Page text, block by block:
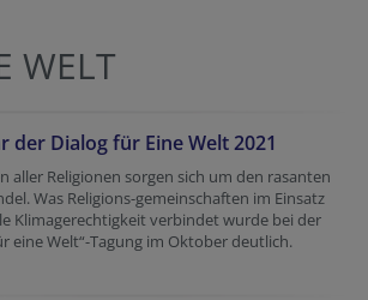
WELT
der Dialog für Eine Welt 2021
aller Religionen sorgen sich um den rasanten
Was Religions-gemeinschaften im Einsatz
Klimagerechtigkeit verbindet wurde bei der
eine Welt“-Tagung im Oktober deutlich.